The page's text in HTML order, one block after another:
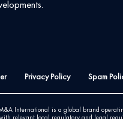
Privacy Policy Spam
International is a global brand